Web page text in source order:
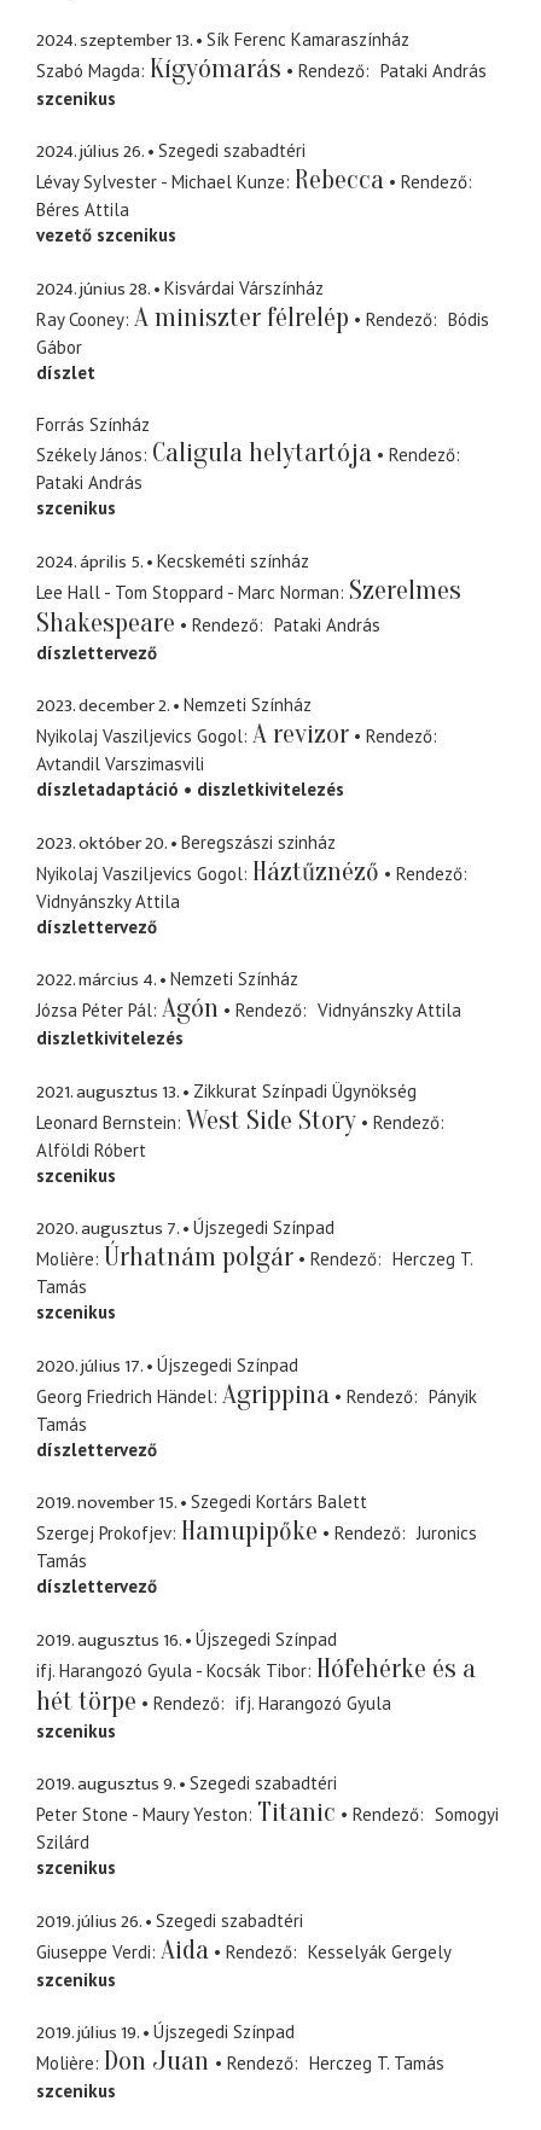
2024. szeptember 13.
Sík Ferenc Kamaraszínház
Szabó Magda Kígyómarás Rendező
Pataki András
szcenikus
2024. július 26.
Szegedi szabadtéri
Lévay Sylvester - Michael Kunze Rebecca
Rendező
Béres Attila
vezető szcenikus
2024. június 28.
Kisvárdai Várszínház
Ray Cooney A miniszter félrelép Rendező
Bódis
Gábor
díszlet
Forrás Színház
Székely János Caligula helytartója
Rendező
Pataki András
szcenikus
2024. április 5.
Kecskeméti színház
Lee Hall - Tom Stoppard - Marc Norman Szerelmes
Shakespeare
Rendező
Pataki András
díszlettervező
2023. december 2.
Nemzeti Színház
Nyikolaj Vasziljevics Gogol A revizor
Rendező
Avtandil Varszimasvili
díszletadaptáció
diszletkivitelezés
2023. október 20.
Beregszászi szinház
Nyikolaj Vasziljevics Gogol Háztűznéző
Rendező
Vidnyánszky Attila
díszlettervező
2022. március 4.
Nemzeti Színház
Józsa Péter Pál Agón Rendező
Vidnyánszky Attila
diszletkivitelezés
2021. augusztus 13.
Zikkurat Színpadi Ügynökség
Leonard Bernstein West Side Story
Rendező
Alföldi Róbert
szcenikus
2020. augusztus 7.
Újszegedi Színpad
Molière Úrhatnám polgár Rendező
Herczeg T.
Tamás
szcenikus
2020. július 17.
Újszegedi Színpad
Georg Friedrich Händel Agrippina Rendező
Pányik
Tamás
díszlettervező
2019. november 15.
Szegedi Kortárs Balett
Szergej Prokofjev Hamupipőke Rendező
Juronics
Tamás
díszlettervező
2019. augusztus 16.
Újszegedi Színpad
ifj. Harangozó Gyula - Kocsák Tibor Hófehérke és a
hét törpe
Rendező
ifj. Harangozó Gyula
szcenikus
2019. augusztus 9.
Szegedi szabadtéri
Peter Stone - Maury Yeston Titanic Rendező
Somogyi
Szilárd
szcenikus
2019. július 26.
Szegedi szabadtéri
Giuseppe Verdi Aida Rendező
Kesselyák Gergely
szcenikus
2019. július 19.
Újszegedi Színpad
Molière Don Juan Rendező
Herczeg T. Tamás
szcenikus